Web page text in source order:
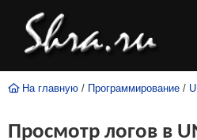
На главную / Программирование /
Просмотр логов в